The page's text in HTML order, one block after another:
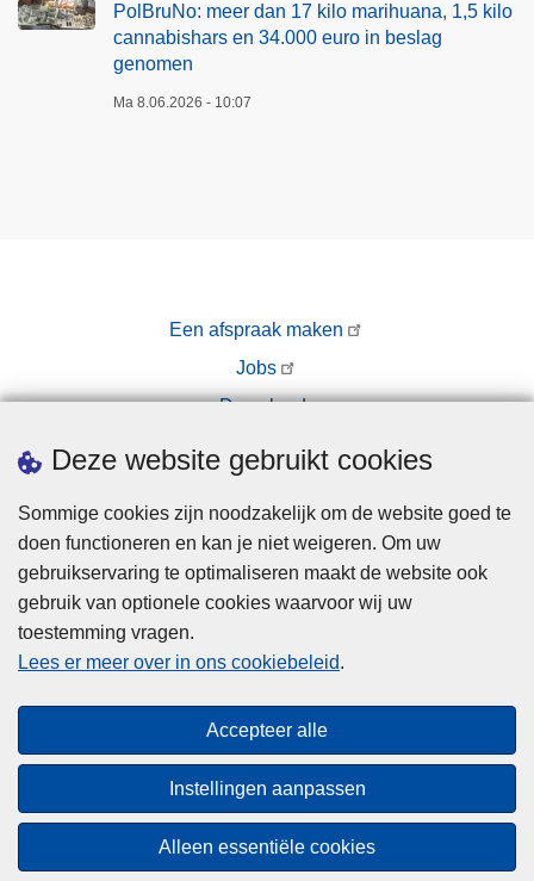
Deze website gebruikt cookies
Sommige cookies zijn noodzakelijk om de website goed te
doen functioneren en kan je niet weigeren. Om uw
gebruikservaring te optimaliseren maakt de website ook
gebruik van optionele cookies waarvoor wij uw
toestemming vragen.
Lees er meer over in ons cookiebeleid.
Accepteer alle
Instellingen aanpassen
Alleen essentiële cookies
PolBruNo: meer dan 17 kilo marihuana, 1,5 kilo
cannabishars en 34.000 euro in beslag
genomen
Ma 8.06.2026 - 10:07
Een afspraak maken
Jobs
Downloads
Pers
Privacy
Toegankelijkheid
© 2026 Politie.be